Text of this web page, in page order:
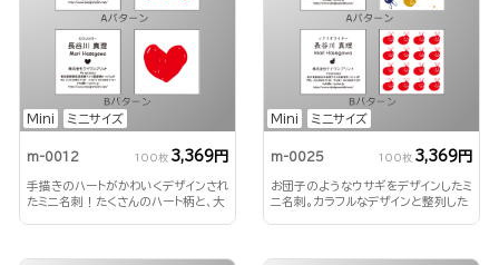
Mini ミニサイズ
m-0012 100枚 3,369円
手描きのハートがかわいくデザインされ
たミニ名刺！たくさんのハート柄と、大
Mini ミニサイズ
m-0025 100枚 3,369円
お団子のようなウサギをデザインしたミ
ニ名刺。カラフルなデザインと整列した